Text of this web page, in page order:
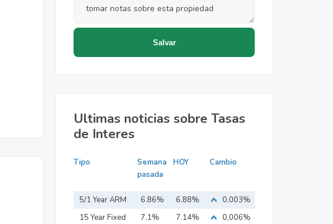
Ultimas noticias sobre Tasas
de Interes
Tipo
Semana
pasada
HOY Cambio
5/1 Year ARM 6.86% 6.88%
0,003%
15 Year Fixed
7.1% 7.14%
0,006%